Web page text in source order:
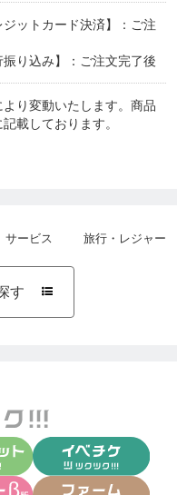
ジットカード決済】：ご注
振り込み】：ご注文完了後
より変動いたします。商品
載しております。
サービス 旅行・レジャー
す 